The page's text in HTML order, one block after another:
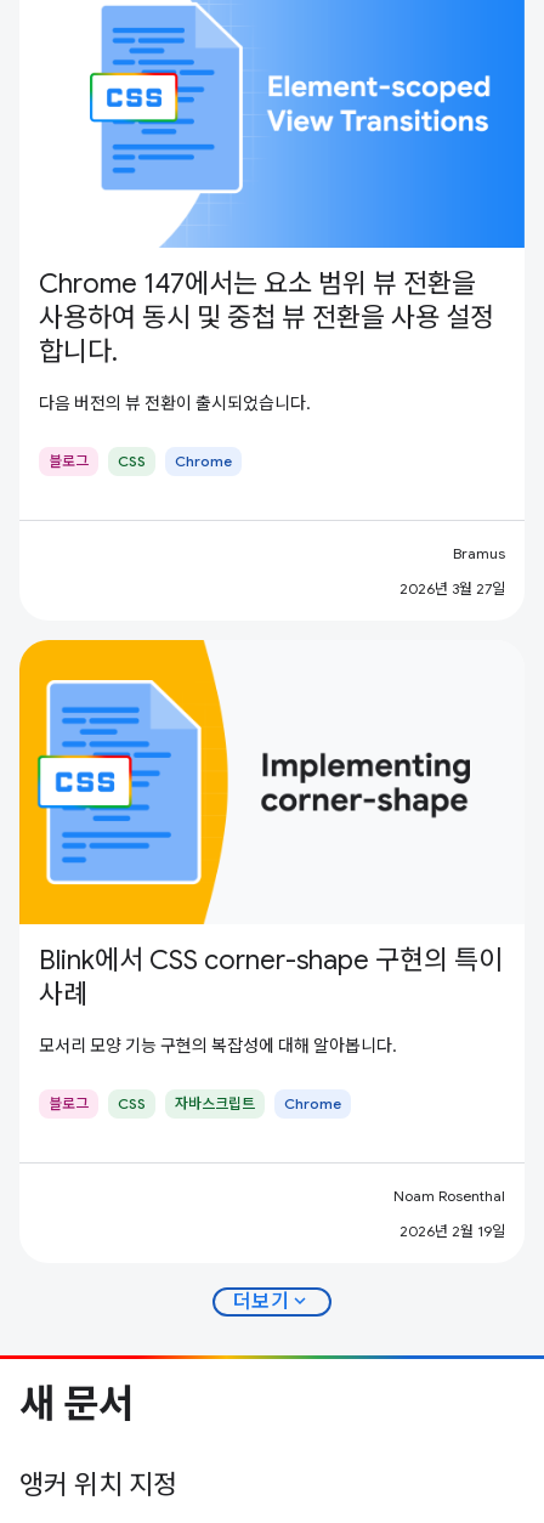
Chrome 147에서는 요소 범위 뷰 전환을
사용하여 동시 및 중첩 뷰 전환을 사용 설정
합니다.
다음 버전의 뷰 전환이 출시되었습니다.
블로그 CSS Chrome
Bramus
2026년 3월 27일
Blink에서 CSS corner-shape 구현의 특이
사례
모서리 모양 기능 구현의 복잡성에 대해 알아봅니다.
블로그 CSS 자바스크립트 Chrome
Noam Rosenthal
2026년 2월 19일
더보기 expand_more
새 문서
앵커 위치 지정